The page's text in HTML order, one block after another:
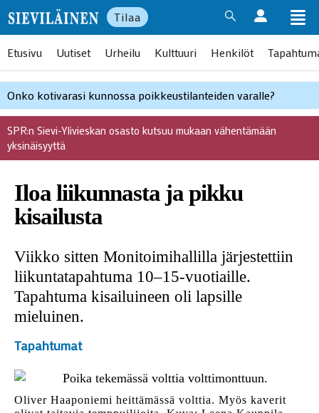
Tilaa
Etusivu Uutiset Urheilu Kulttuuri Henkilöt
Onko kotivarasi kunnossa poikkeustilanteiden varalle?
SPR:n Sievi-Ylivieskan osasto kutsuu mukaan vähentämään
yksinäisyyttä
Iloa liikunnasta ja pikku
kisailusta
Viikko sitten Monitoimihallilla järjestettiin
liikuntatapahtuma 10–15-vuotiaille.
Tapahtuma kisailuineen oli lapsille
mieluinen.
Tapahtumat
Oliver Haaponiemi heittämässä volttia. Myös kaverit